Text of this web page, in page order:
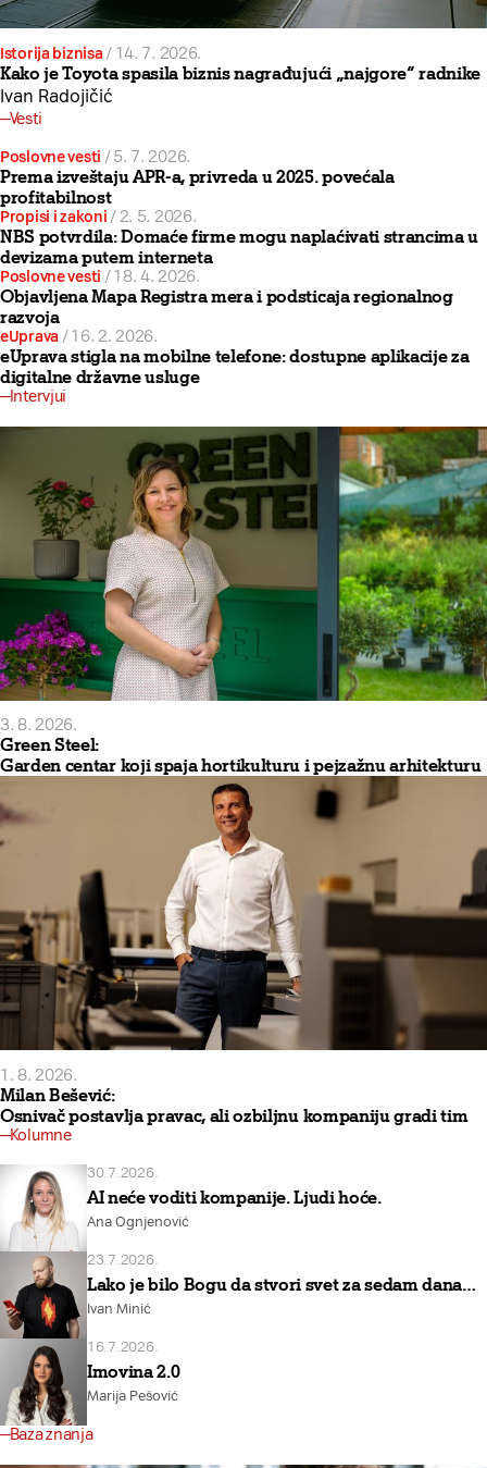
Istorija biznisa / 14. 7. 2026.
Kako je Toyota spasila biznis nagrađujući „najgore“ radnike
Ivan Radojičić
Vesti
Poslovne vesti /5. 7. 2026.
Prema izveštaju APR-a, privreda u 2025. povećala
profitabilnost
Propisi i zakoni /2. 5. 2026.
NBS potvrdila: Domaće firme mogu naplaćivati strancima u
devizama putem interneta
Poslovne vesti /18. 4. 2026.
Objavljena Mapa Registra mera i podsticaja regionalnog
razvoja
eUprava /16. 2. 2026.
eUprava stigla na mobilne telefone: dostupne aplikacije za
digitalne državne usluge
Intervjui
3. 8. 2026.
Green Steel:
Garden centar koji spaja hortikulturu i pejzažnu arhitekturu
1. 8. 2026.
Milan Bešević:
Osnivač postavlja pravac, ali ozbiljnu kompaniju gradi tim
Kolumne
30.7.2026.
AI neće voditi kompanije. Ljudi hoće.
Ana Ognjenović
23.7.2026.
Lako je bilo Bogu da stvori svet za sedam dana…
Ivan Minić
16.7.2026.
Imovina 2.0
Marija Pešović
Baza znanja